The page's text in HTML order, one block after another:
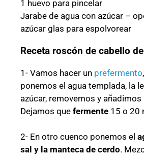
1 huevo para pincelar
Jarabe de agua con azúcar –
azúcar glas para espolvorear
Receta roscón de cabello
1- Vamos hacer un prefermento
ponemos el agua templada, la
azúcar, removemos y añadimos
Dejamos que fermente 15 o 20
2- En otro cuenco ponemos el
sal y la manteca de cerdo.